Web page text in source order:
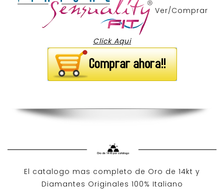
Ver/Comprar
Click Aqui
El catalogo mas completo de Oro de 14kt y
Diamantes Originales 100% Italiano